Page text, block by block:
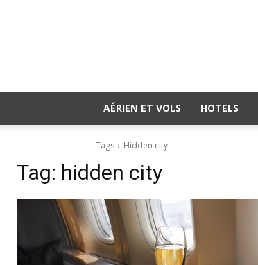
AÉRIEN ET VOLS HOTELS
Tags Hidden city
Tag: hidden city